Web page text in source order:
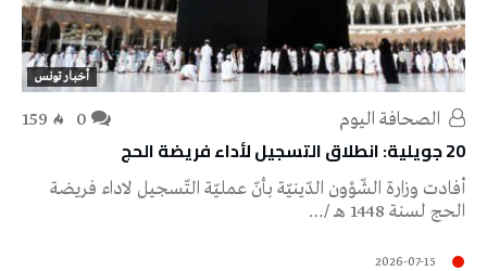
أخبار تونس
159
20 جويلية: انطلاق التسجيل لأداء فريضة الحج
أفادت وزارة الشّؤون الدّينيّة بأنّ عمليّة التّسجيل لاداء فريضة
الحج لسنة 1448 هـ /…
2026-07-15